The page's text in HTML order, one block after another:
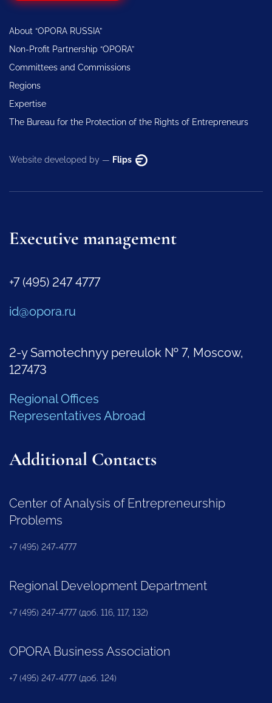
About “OPORA RUSSIA”
Non-Profit Partnership “OPORA”
Committees and Commissions
Regions
Expertise
The Bureau for the Protection of the Rights of Entrepreneurs
Website developed by — Flips
Executive management
+7 (495) 247 4777
id@opora.ru
2-y Samotechnyy pereulok № 7, Moscow,
127473
Regional Offices
Representatives Abroad
Additional Contacts
Center of Analysis of Entrepreneurship
Problems
+7 (495) 247-4777
Regional Development Department
+7 (495) 247-4777 (доб. 116, 117, 132)
OPORA Business Association
+7 (495) 247-4777 (доб. 124)